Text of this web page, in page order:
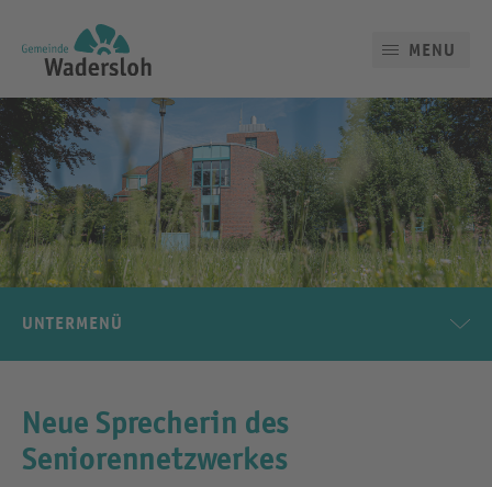
MENU
UNTERMENÜ
Neue Sprecherin des
Seniorennetzwerkes